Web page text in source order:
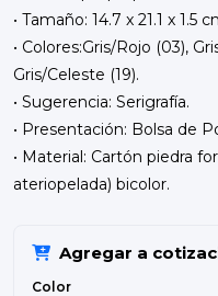
• Tamaño: 14.7 x 21.1 x 1.5
• Colores:Gris/Rojo (03),
Gris/Celeste (19).
• Sugerencia: Serigrafía.
• Presentación: Bolsa de
• Material: Cartón piedra
ateriopelada) bicolor.
Agregar a
Color